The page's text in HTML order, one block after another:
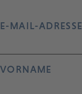
E-MAIL-ADRESSE
VORNAME